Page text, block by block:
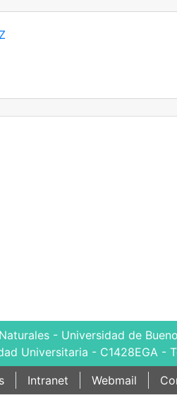
Z
- Universidad de
Universitaria - C1428EGA -
Intranet Webmail